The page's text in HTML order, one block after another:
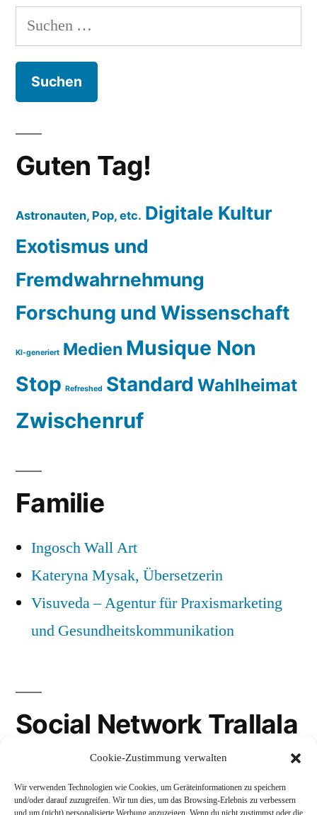
Cookie-Zustimmung verwalten
Wir verwenden Technologien wie Cookies, um Geräteinformationen zu speichern
und/oder darauf zuzugreifen. Wir tun dies, um das Browsing-Erlebnis zu verbessern
Suchen
nach:
Guten Tag!
Astronauten, Pop, etc. Digitale Kultur
Exotismus und
Fremdwahrnehmung
Forschung und Wissenschaft
KI-generiert Medien Musique Non
Stop Refreshed Standard Wahlheimat
Zwischenruf
Familie
Ingosch Wall Art
Kateryna Mysak, Übersetzerin
Visuveda – Agentur für Praxismarketing
und Gesundheitskommunikation
Social Network Trallala
LinkedIn